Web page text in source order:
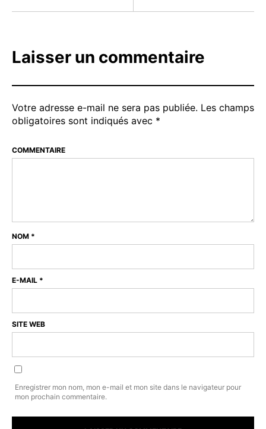
Laisser un commentaire
Votre adresse e-mail ne sera pas publiée. Les champs
obligatoires sont indiqués avec *
COMMENTAIRE
NOM *
E-MAIL *
SITE WEB
Enregistrer mon nom, mon e-mail et mon site dans le navigateur pour
mon prochain commentaire.